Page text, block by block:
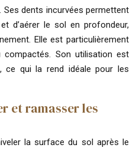
Ses dents incurvées permettent
d’aérer le sol en profondeur,
Elle est particulièrement
Son utilisation est
ce qui la rend idéale pour les
et ramasser les
la surface du sol après le